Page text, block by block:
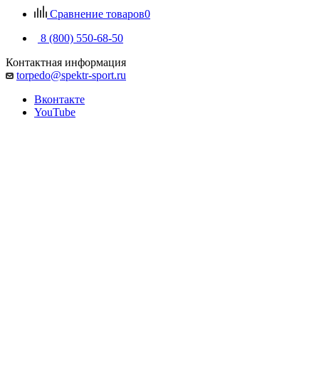
Сравнение товаров0
8 (800) 550-68-50
Контактная информация
torpedo@spektr-sport.ru
Вконтакте
YouTube